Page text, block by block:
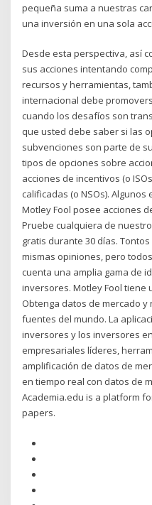
pequeña suma a nuestras
una inversión en una sola
Desde esta perspectiva, así
sus acciones intentando
recursos y herramientas,
internacional debe
cuando los desafíos son
que usted debe saber si las
subvenciones son parte de
tipos de opciones sobre
acciones de incentivos (o
calificadas (o NSOs).
Motley Fool posee acciones
Pruebe cualquiera de
gratis durante 30 días.
mismas opiniones, pero
cuenta una amplia gama de
inversores. Motley Fool tiene
Obtenga datos de mercado
fuentes del mundo. La
inversores y los inversores
empresariales líderes,
amplificación de datos de
en tiempo real con datos de
Academia.edu is a platform
papers.